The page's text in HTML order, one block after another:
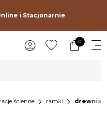
i Stacjonarnie
0
ścienne chevron_right ramki chevron_right